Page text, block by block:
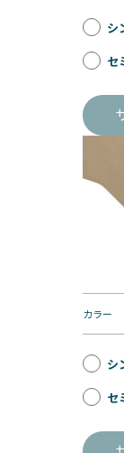
シ
セ
カラー
シ
セ